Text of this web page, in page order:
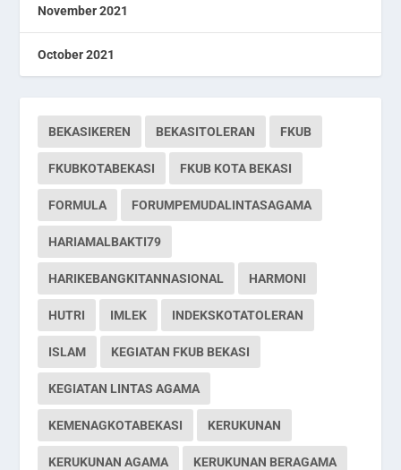
November 2021
October 2021
BEKASIKEREN BEKASITOLERAN FKUB
FKUBKOTABEKASI FKUB KOTA BEKASI
FORMULA FORUMPEMUDALINTASAGAMA
HARIAMALBAKTI79
HARIKEBANGKITANNASIONAL HARMONI
HUTRI IMLEK INDEKSKOTATOLERAN
ISLAM KEGIATAN FKUB BEKASI
KEGIATAN LINTAS AGAMA
KEMENAGKOTABEKASI KERUKUNAN
KERUKUNAN AGAMA KERUKUNAN BERAGAMA